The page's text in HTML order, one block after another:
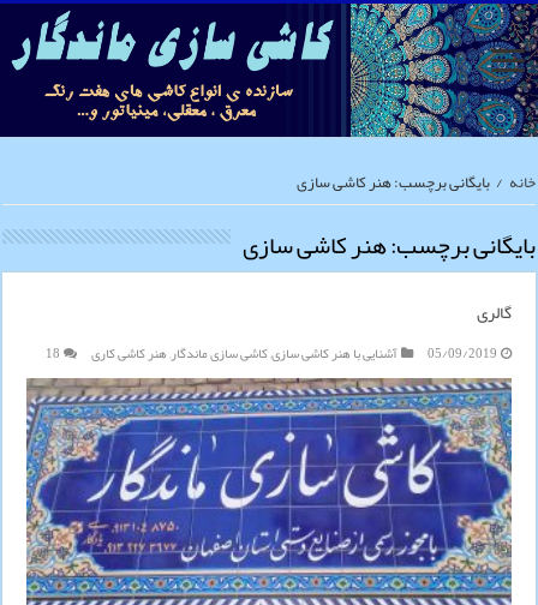
خانه / بایگانی برچسب: هنر کاشی سازی
بایگانی برچسب:هنر کاشی سازی
گالری
05/09/2019 آشنایی با هنر کاشی سازی,کاشی سازی ماندگار,هنر کاشی کاری 18